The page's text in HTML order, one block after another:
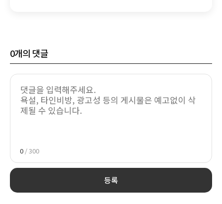
0개의 댓글
0 / 300
등록